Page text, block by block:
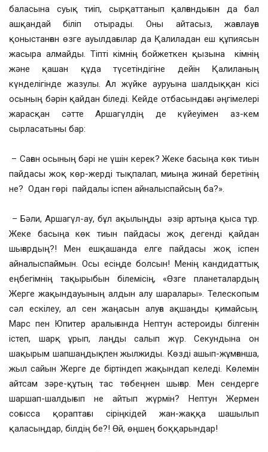
баласына суық тиіп, сырқаттанып қалғандығын да бал
ашқандай біліп отырады. Оны айтасыз, жағалауға
қоныстанған өзге ауылдағылар да Қалиладан еш құпиясын
жасыра алмайды. Тіпті кімнің бойжеткен қызына кімнің
және қашан құда түсетіндігіне дейін Қалиланың
күнделігінде жазулы. Ал жүйке ауруына шалдыққан кісі
осының бәрін қайдан біледі. Кейде отбасындағы әңгімелері
жарасқан сәтте Аршагүлдің де күйеуімен аз-кем
сырласатыны бар:
– Саған осының бәрі не үшін керек? Жеке басыңа көк тиын
пайдасы жоқ көр-жерді тықпалап, миыңа жинай беретінің
не? Одан гөрі пайдалы іспен айналыспайсың ба?».
– Бәли, Аршагүл-ау, бұл ақылыңды әзір артыңа қыса тұр.
Жеке басыңа көк тиын пайдасы жоқ дегенді қайдан
шығардың?! Мен ешқашанда елге пайдасы жоқ іспен
айналыспаймын. Осы есіңде болсын! Менің кандидаттық
еңбегімнің тақырыбын білемісің, «Өзге планеталардың
Жерге жақындауының алдын алу шаралары». Телескопым
сәл ескілеу, ал сен жаңасын алуға ақшаңды қимайсың.
Марс пен Юпитер аралығында Нептун астероиды білгенін
істеп, шарқ ұрып, лаңды салып жүр. Секундына он
шақырым шапшаңдықпен жылжиды. Көзді ашып-жұмғанша,
жыл сайын Жерге де біртіндеп жақындап келеді. Көлемін
айтсам зәре-құтың тас төбеңнен шығар. Мен сендерге
шаршап-шалдығып не айтып жүрмін? Нептун Жермен
соғысса қораптағы сіріңкідей жан-жаққа шашылып
қаласыңдар, білдің бе?! Өй, өңшең боққарындар!